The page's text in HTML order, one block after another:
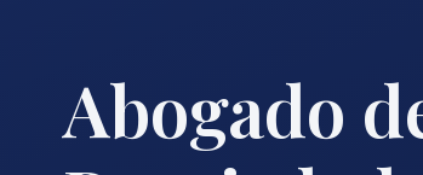
Abogado